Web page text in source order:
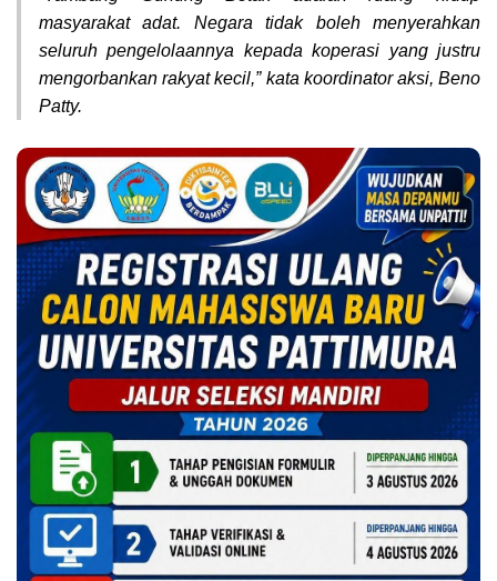
masyarakat adat. Negara tidak boleh menyerahkan
seluruh pengelolaannya kepada koperasi yang justru
mengorbankan rakyat kecil,” kata koordinator aksi, Beno
Patty.